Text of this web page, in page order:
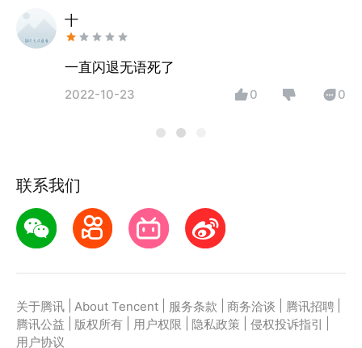
十
一直闪退无语死了
2022-10-23 0 0
联系我们
关于腾讯 About Tencent 服务条款 商务洽谈 腾讯招聘
腾讯公益
版权所有 用户权限 隐私政策 侵权投诉指引
用户协议